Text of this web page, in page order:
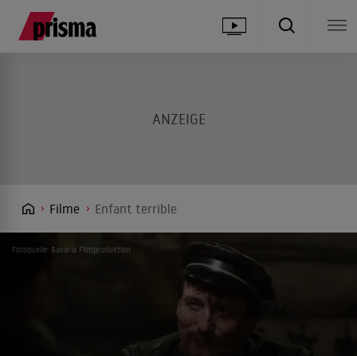
Filme Enfant terrible
Fotoquelle: Bavaria Filmproduktion